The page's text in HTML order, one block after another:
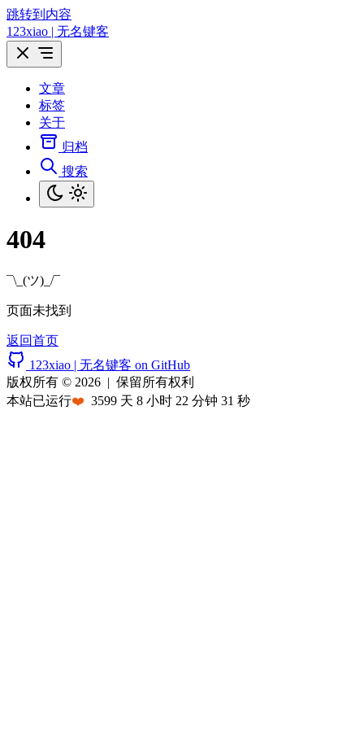
跳转到内容
123xiao | 无名键客
文章
标签
关于
归档
搜索
404
¯\_(ツ)_/¯
页面未找到
返回首页
123xiao | 无名键客 on GitHub
版权所有 © 2026 | 保留所有权利
本站已运行❤️ 3599 天 8 小时 22 分钟 31 秒